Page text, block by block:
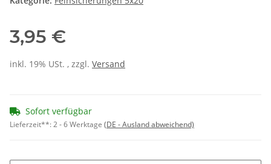
3,95 €
inkl. 19% USt. , zzgl. Versand
Sofort verfügbar
Lieferzeit**:2 - 6 Werktage (DE - Ausland abweichend)